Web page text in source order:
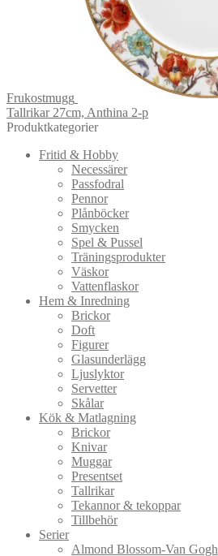
Frukostmugg
Tallrikar 27cm, Anthina 2-p
Produktkategorier
Fritid & Hobby
Necessärer
Passfodral
Pennor
Plånböcker
Smycken
Spel & Pussel
Träningsprodukter
Väskor
Vattenflaskor
Hem & Inredning
Brickor
Doft
Figurer
Glasunderlägg
Ljuslyktor
Servetter
Skålar
Kök & Matlagning
Brickor
Knivar
Muggar
Presentset
Tallrikar
Tekannor & tekoppar
Tillbehör
Serier
Almond Blossom-Van Gogh